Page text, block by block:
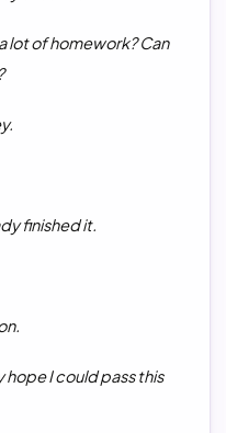
lot of homework? Can
.
finished it.
.
hope I could pass this